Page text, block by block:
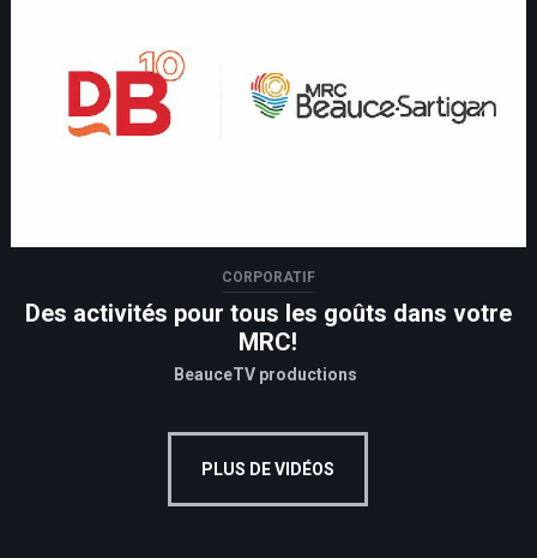
CORPORATIF
Des activités pour tous les goûts dans votre
MRC!
BeauceTV productions
PLUS DE VIDÉOS